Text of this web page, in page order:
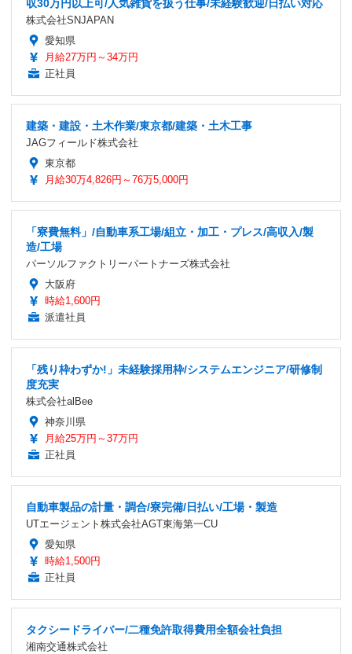
収30万円以上可/人気雑貨を扱う仕事/未経験歓迎/日払い対応
株式会社SNJAPAN
愛知県
月給27万円～34万円
正社員
建築・建設・土木作業/東京都/建築・土木工事
JAGフィールド株式会社
東京都
月給30万4,826円～76万5,000円
「寮費無料」/自動車系工場/組立・加工・プレス/高収入/製
造/工場
パーソルファクトリーパートナーズ株式会社
大阪府
時給1,600円
派遣社員
「残り枠わずか!」未経験採用枠/システムエンジニア/研修制
度充実
株式会社alBee
神奈川県
月給25万円～37万円
正社員
自動車製品の計量・調合/寮完備/日払い/工場・製造
UTエージェント株式会社AGT東海第一CU
愛知県
時給1,500円
正社員
タクシードライバー/二種免許取得費用全額会社負担
湘南交通株式会社